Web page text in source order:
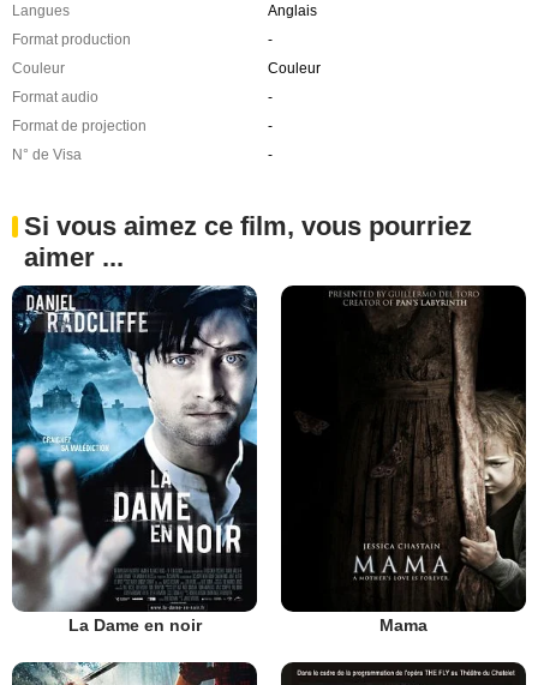
Langues
Anglais
Format production
-
Couleur
Couleur
Format audio
-
Format de projection
-
N° de Visa
-
Si vous aimez ce film, vous pourriez
aimer ...
La Dame en noir Mama